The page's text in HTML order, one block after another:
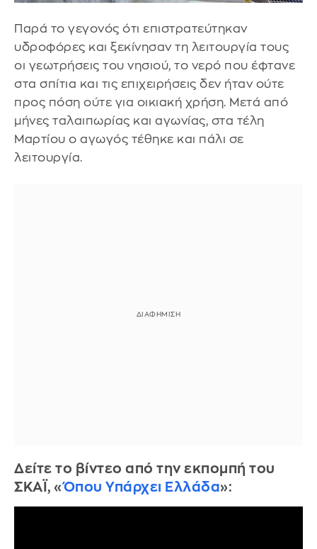
Παρά το γεγονός ότι επιστρατεύτηκαν
υδροφόρες και ξεκίνησαν τη λειτουργία τους
οι γεωτρήσεις του νησιού, το νερό που έφτανε
στα σπίτια και τις επιχειρήσεις δεν ήταν ούτε
προς πόση ούτε για οικιακή χρήση. Μετά από
μήνες ταλαιπωρίας και αγωνίας, στα τέλη
Μαρτίου ο αγωγός τέθηκε και πάλι σε
λειτουργία.
Δείτε το βίντεο από την εκπομπή του
ΣΚΑΪ, «Όπου Υπάρχει Ελλάδα»: